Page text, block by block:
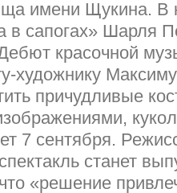
имени Щукина. В
в сапогах» Шарля
красочной
художнику
причудливые
7 сентября.
станет
«решение